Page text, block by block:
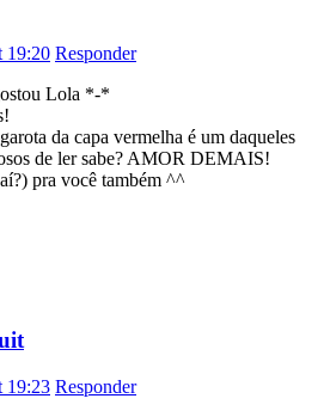
19:20 Responder
Lola *-*
da capa vermelha é um daqueles
de ler sabe? AMOR DEMAIS!
pra você também ^^
19:23 Responder